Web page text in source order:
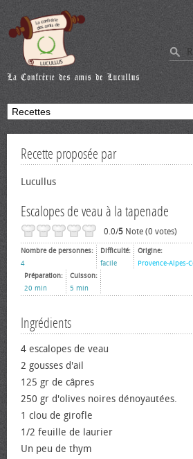
Recette proposée par
Lucullus
Escalopes de veau à la tapenade
0.0/5 Note (0 votes)
Nombre de personnes:
4
Difficulté:
facile
Origine:
Provence-Alpes-
Préparation:
20 min
Cuisson:
5 min
Ingrédients
4 escalopes de veau
2 gousses d'ail
125 gr de câpres
250 gr d'olives noires dénoyautées.
1 clou de girofle
1/2 feuille de laurier
Un peu de thym